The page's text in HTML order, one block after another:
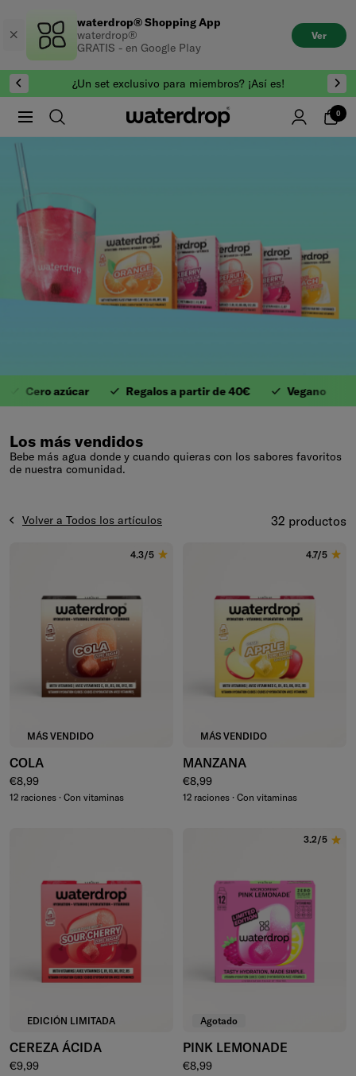
contenido
waterdrop® Shopping App
waterdrop®
GRATIS - en Google Play
Ver
¿Un set exclusivo para miembros? ¡Así es!
0
1. Valiosas
azúcar Regalos a partir de 40€ Vegano
Los más vendidos
Bebe más agua donde y cuando quieras con los sabores favoritos
de nuestra comunidad.
Volver a Todos los artículos 32 productos
MÁS VENDIDO
4.3/5
COLA
Precio normal
€8,99
12 raciones · Con vitaminas
MÁS VENDIDO
4.7/5
MANZANA
Precio normal
€8,99
12 raciones · Con vitaminas
EDICIÓN LIMITADA
CEREZA ÁCIDA
Precio normal
€9,99
Agotado
3.2/5
PINK LEMONADE
Precio normal
€8,99